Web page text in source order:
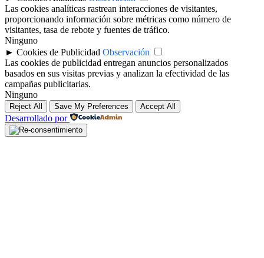
Las cookies analíticas rastrean interacciones de visitantes,
proporcionando información sobre métricas como número de
visitantes, tasa de rebote y fuentes de tráfico.
Ninguno
► Cookies de Publicidad Observación
Las cookies de publicidad entregan anuncios personalizados
basados en sus visitas previas y analizan la efectividad de las
campañas publicitarias.
Ninguno
Reject All Save My Preferences Accept All
Desarrollado por